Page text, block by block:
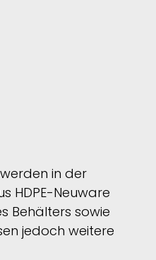
in der
HDPE-Neuware
Behälters sowie
jedoch weitere